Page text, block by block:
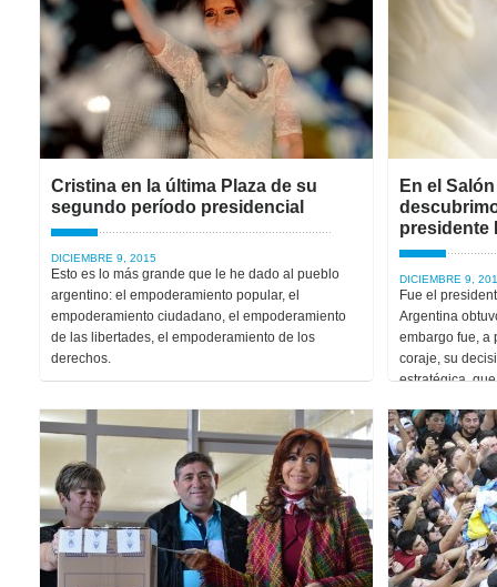
Cristina en la última Plaza de su
segundo período presidencial
DICIEMBRE 9, 2015
Esto es lo más grande que le he dado al pueblo
argentino: el empoderamiento popular, el
empoderamiento ciudadano, el empoderamiento
de las libertades, el empoderamiento de los
derechos.
En el
presidente
DICIEMBRE 9,
Fue el
Argentina
embargo fue, a
coraje, su
estratégica,